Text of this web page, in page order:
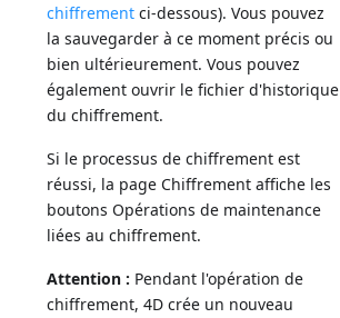
chiffrement ci-dessous). Vous pouvez
la sauvegarder à ce moment précis ou
bien ultérieurement. Vous pouvez
également ouvrir le fichier d'historique
du chiffrement.
Si le processus de chiffrement est
réussi, la page Chiffrement affiche les
boutons Opérations de maintenance
liées au chiffrement.
Attention : Pendant l'opération de
chiffrement, 4D crée un nouveau